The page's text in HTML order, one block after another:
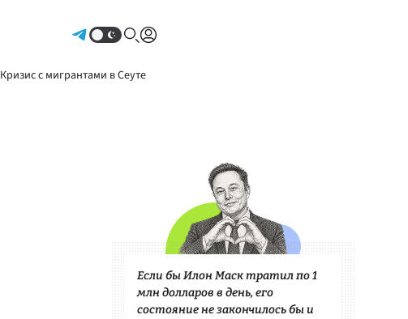
Кризис с мигрантами в Сеуте
Если бы Илон Маск тратил по 1
млн долларов в день, его
состояние не закончилось бы и